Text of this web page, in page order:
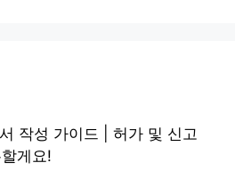
작성 가이드 | 허가 및 신고
게요!